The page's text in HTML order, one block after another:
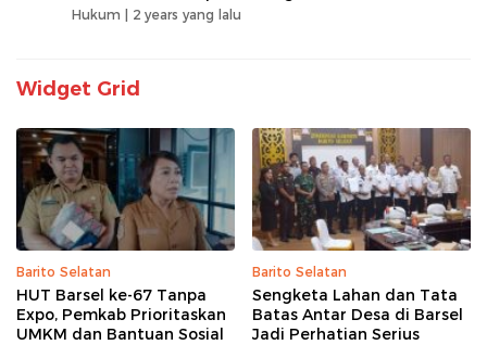
Hukum | 2 years yang lalu
Widget Grid
Barito Selatan
HUT Barsel ke-67 Tanpa
Expo, Pemkab Prioritaskan
UMKM dan Bantuan Sosial
Barito Selatan
Sengketa Lahan dan Tata
Batas Antar Desa di Barsel
Jadi Perhatian Serius